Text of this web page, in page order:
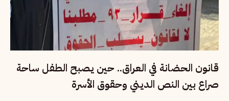
قانون الحضانة في العراق.. حين يصبح الطفل ساحة
صراع بين النص الديني وحقوق الأسرة